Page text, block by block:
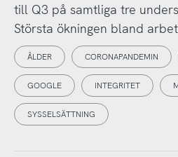
till Q3 på samtliga tre
Största ökningen bland
ÅLDER CORONAPANDEMIN
GOOGLE INTEGRITET
SYSSELSÄTTNING